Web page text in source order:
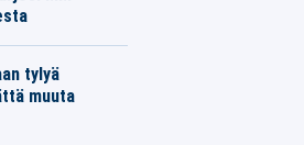
tylyä
muuta